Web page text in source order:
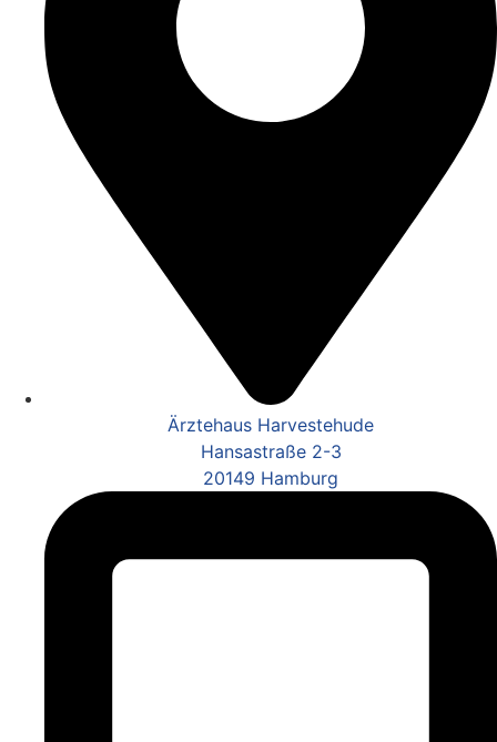
Ärztehaus Harvestehude
Hansastraße 2-3
20149 Hamburg